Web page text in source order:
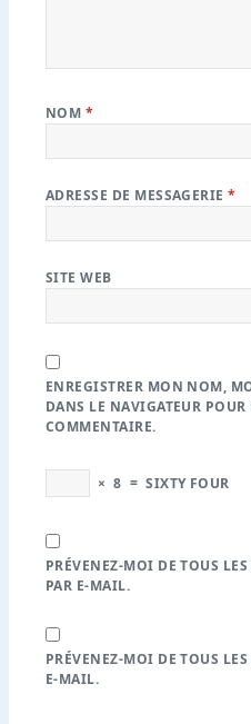
NOM *
ADRESSE DE MESSAGERIE*
SITE WEB
ENREGISTRER MON NOM,
DANS LE NAVIGATEUR
COMMENTAIRE.
× 8 = SIXTY FOUR
PRÉVENEZ-MOI DE TOUS
PAR E-MAIL.
PRÉVENEZ-MOI DE TOUS
E-MAIL.